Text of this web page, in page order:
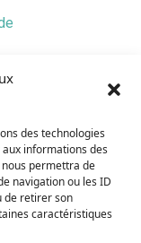
des technologies
informations des
permettra de
navigation ou les ID
de retirer son
caractéristiques